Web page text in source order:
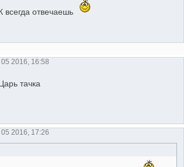
всегда отвечаешь
2016, 16:58
тачка
2016, 17:26